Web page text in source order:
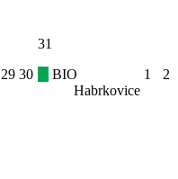
29 30
31
BIO
Habrkovice
1 2